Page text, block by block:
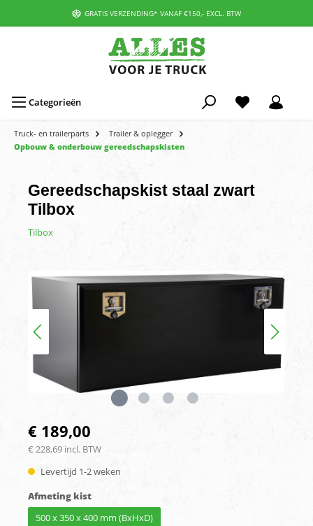
GRATIS VERZENDING* VANAF €150,- EXCL. BTW
Categorieën
Truck- en trailerparts
Trailer & oplegger
Opbouw & onderbouw gereedschapskisten
Gereedschapskist staal zwart
Tilbox
Tilbox
€ 189,00
€ 228,69 incl. BTW
Levertijd 1-2 weken
Afmeting kist
500 x 350 x 400 mm (BxHxD)